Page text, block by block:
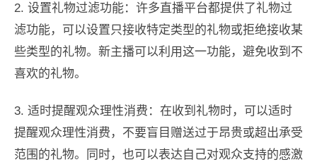
2. 设置礼物过滤功能：许多直播平台都提供了礼物过
滤功能，可以设置只接收特定类型的礼物或拒绝接收某
些类型的礼物。新主播可以利用这一功能，避免收到不
喜欢的礼物。
3. 适时提醒观众理性消费：在收到礼物时，可以适时
提醒观众理性消费，不要盲目赠送过于昂贵或超出承受
范围的礼物。同时，也可以表达自己对观众支持的感激